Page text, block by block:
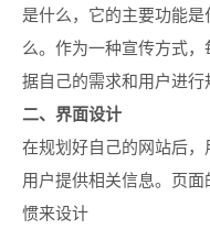
是什么，它的主要功能
么。作为一种宣传方式
据自己的需求和用户进行
二、界面设计
在规划好自己的网站后
用户提供相关信息。页
惯来设计